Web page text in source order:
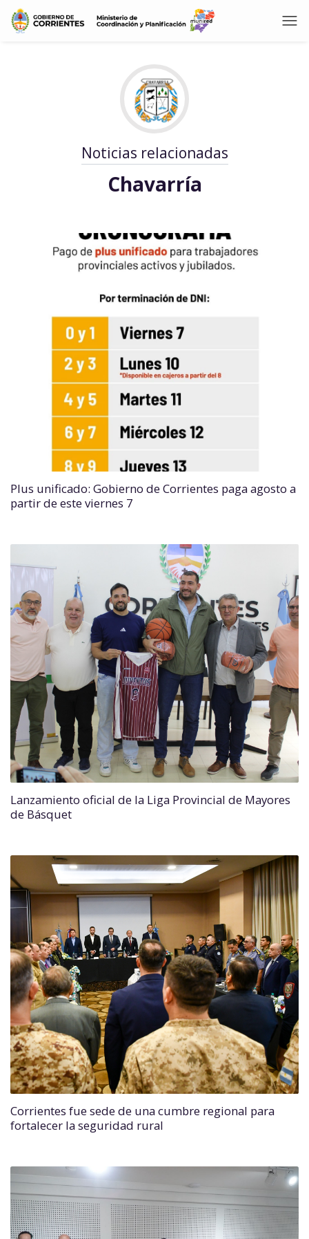
Noticias relacionadas
Chavarría
Plus unificado: Gobierno de Corrientes paga agosto a
partir de este viernes 7
Lanzamiento oficial de la Liga Provincial de Mayores
de Básquet
Corrientes fue sede de una cumbre regional para
fortalecer la seguridad rural